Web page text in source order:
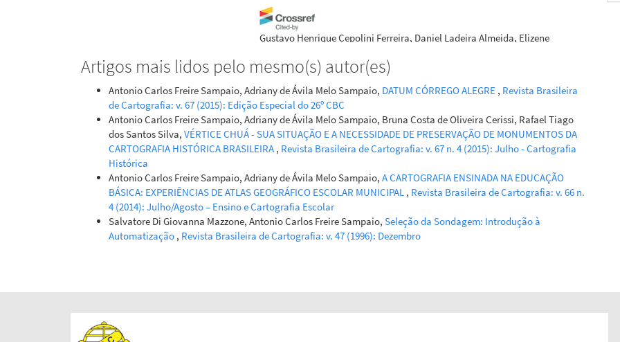
Gustavo Henrique Cepolini Ferreira, Daniel Ladeira Almeida, Elizene
CARTOGRAFIA ESCOLAR NA FORMAÇÃO DOS PROFESSORES DE
10.61389/geofronter.v8.6970
Artigos mais lidos pelo mesmo(s) autor(es)
Antonio Carlos Freire Sampaio, Adriany de Ávila Melo Sampaio, DATUM CÓRREGO ALEGRE , Revista Brasileira
de Cartografia: v. 67 (2015): Edição Especial do 26º CBC
Antonio Carlos Freire Sampaio, Adriany de Ávila Melo Sampaio, Bruna Costa de Oliveira Cerissi, Rafael Tiago
dos Santos Silva, VÉRTICE CHUÁ - SUA SITUAÇÃO E A NECESSIDADE DE PRESERVAÇÃO DE MONUMENTOS DA
CARTOGRAFIA HISTÓRICA BRASILEIRA , Revista Brasileira de Cartografia: v. 67 n. 4 (2015): Julho - Cartografia
Histórica
Antonio Carlos Freire Sampaio, Adriany de Ávila Melo Sampaio, A CARTOGRAFIA ENSINADA NA EDUCAÇÃO
BÁSICA: EXPERIÊNCIAS DE ATLAS GEOGRÁFICO ESCOLAR MUNICIPAL , Revista Brasileira de Cartografia: v. 66 n.
4 (2014): Julho/Agosto – Ensino e Cartografia Escolar
Salvatore Di Giovanna Mazzone, Antonio Carlos Freire Sampaio, Seleção da Sondagem: Introdução à
Automatização , Revista Brasileira de Cartografia: v. 47 (1996): Dezembro